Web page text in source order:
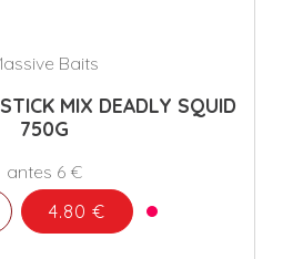
Baits
MIX DEADLY SQUID
750G
antes 6 €
4.80 €